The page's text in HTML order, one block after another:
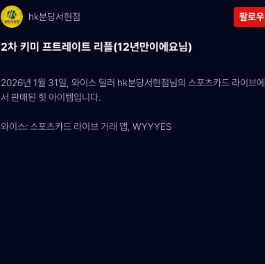
hk분당서현점 팔로우
2차 키미 프트레이트 리플(12년만이에요님)
2026년 1월 31일, 와이스 딜러 hk분당서현점님의 스포츠카드 라이브에
서 판매된 힛 아이템입니다.
와이스: 스포츠카드 라이브 거래 앱, WYYYES